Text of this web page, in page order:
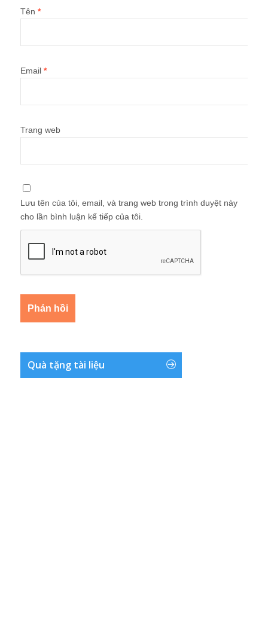
Tên *
Email *
Trang web
Lưu tên của tôi, email, và trang web trong trình duyệt này
cho lần bình luận kế tiếp của tôi.
Quà tặng tài liệu